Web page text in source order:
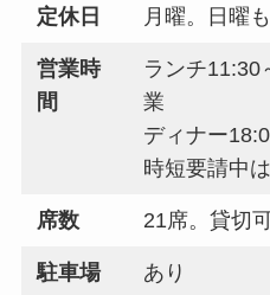
定休日 月曜。日曜
営業時
間
ランチ11:30
業
ディナー
時短要請中
席数 21席。貸切
駐車場 あり